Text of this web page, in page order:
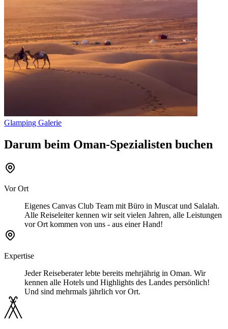
Glamping Galerie
Darum beim Oman-Spezialisten buchen
Vor Ort
Eigenes Canvas Club Team mit Büro in Muscat und Salalah.
Alle Reiseleiter kennen wir seit vielen Jahren, alle Leistungen
vor Ort kommen von uns - aus einer Hand!
Expertise
Jeder Reiseberater lebte bereits mehrjährig in Oman. Wir
kennen alle Hotels und Highlights des Landes persönlich!
Und sind mehrmals jährlich vor Ort.